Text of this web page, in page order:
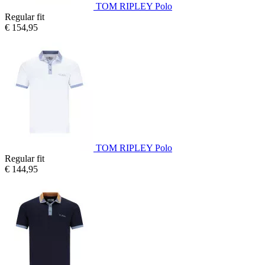
TOM RIPLEY Polo
Regular fit
€ 154,95
TOM RIPLEY Polo
Regular fit
€ 144,95